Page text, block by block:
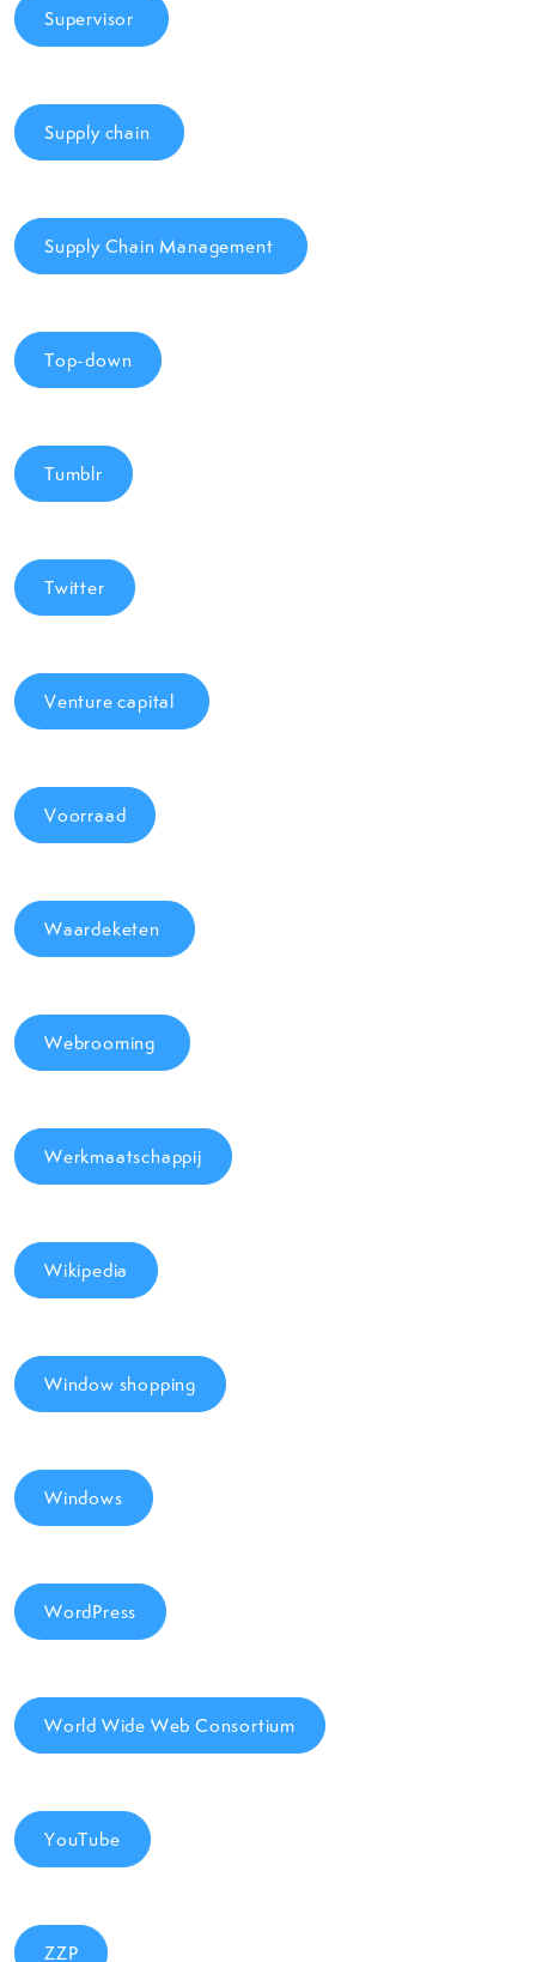
Supervisor
Supply chain
Supply Chain Management
Top-down
Tumblr
Twitter
Venture capital
Voorraad
Waardeketen
Webrooming
Werkmaatschappij
Wikipedia
Window shopping
Windows
WordPress
World Wide Web Consortium
YouTube
ZZP